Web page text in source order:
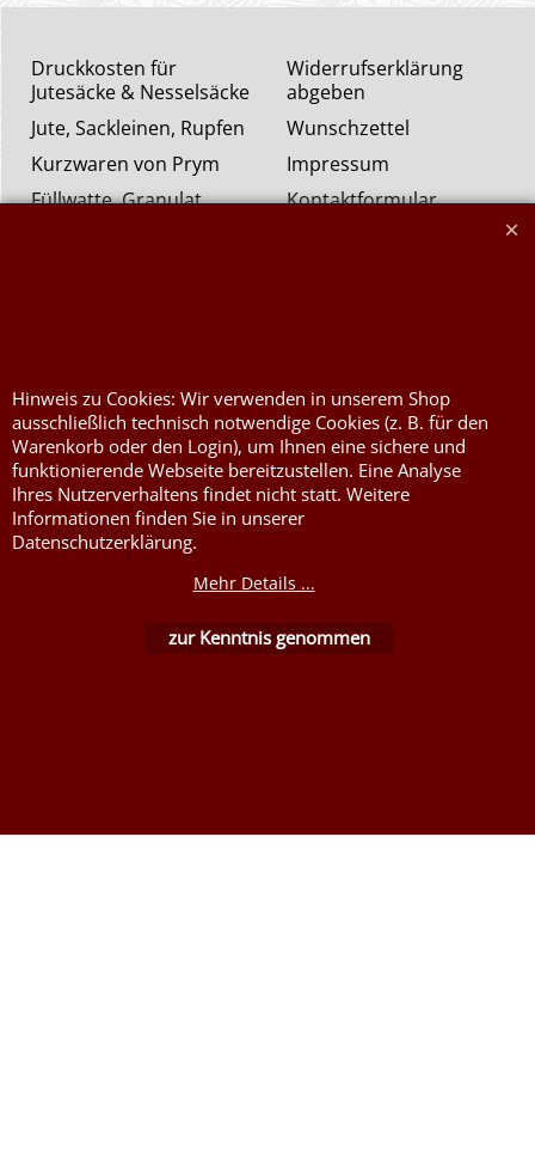
Widerrufserklärung
abgeben
Wunschzettel
Impressum
Kontaktformular
Druckkosten für
Jutesäcke & Nesselsäcke
Jute, Sackleinen, Rupfen
Kurzwaren von Prym
Füllwatte, Granulat
Nessel Baumwolle natur
Hinweis zu Cookies: Wir verwenden in unserem Shop
ausschließlich technisch notwendige Cookies (z. B. für den
Warenkorb oder den Login), um Ihnen eine sichere und
funktionierende Webseite bereitzustellen. Eine Analyse
Ihres Nutzerverhaltens findet nicht statt. Weitere
Informationen finden Sie in unserer
Datenschutzerklärung.
Mehr Details ...
zur Kenntnis genommen